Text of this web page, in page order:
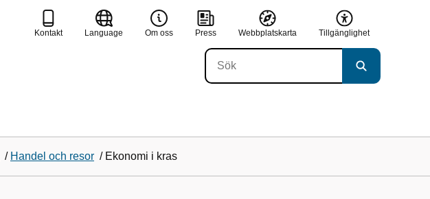
Kontakt Language Om oss Press Webbplatskarta Tillgänglighet
/ Handel och resor / Ekonomi i kras